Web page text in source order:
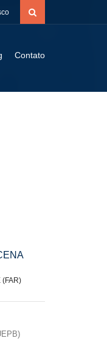
Contato
(FAR)